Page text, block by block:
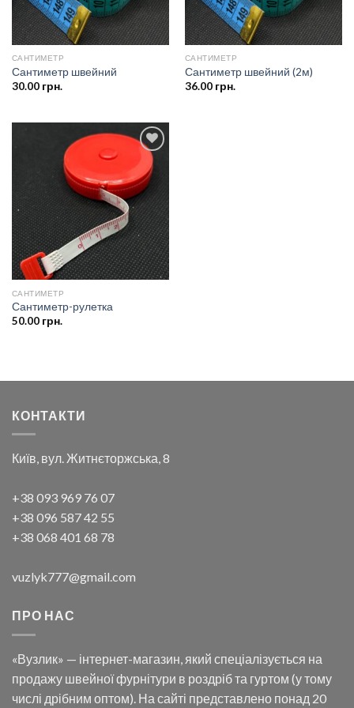
САНТИМЕТР
Сантиметр швейний
30.00грн.
САНТИМЕТР
Сантиметр швейний (2м)
36.00грн.
Додати
до
списку
бажань
САНТИМЕТР
Сантиметр-рулетка
50.00грн.
КОНТАКТИ
Київ, вул. Житнєторжська, 8
+38 093 969 76 07
+38 096 587 42 55
+38 068 401 68 78
vuzlyk777@gmail.com
ПРО НАС
«Вузлик» — інтернет-магазин, який спеціалізується на
продажу швейної фурнітури в роздріб та гуртом (у тому
числі дрібним оптом). На сайті представлено понад 20